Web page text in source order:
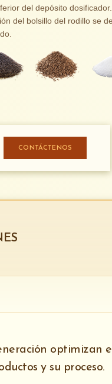
del depósito
del bolsillo del rodillo se
CONTÁCTENOS
optimizan
y su proceso.